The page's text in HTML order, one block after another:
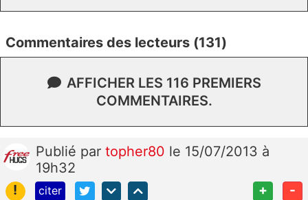
Commentaires des lecteurs (131)
AFFICHER LES 116 PREMIERS
COMMENTAIRES.
Publié par topher80 le 15/07/2013 à
19h32
!
citer + -